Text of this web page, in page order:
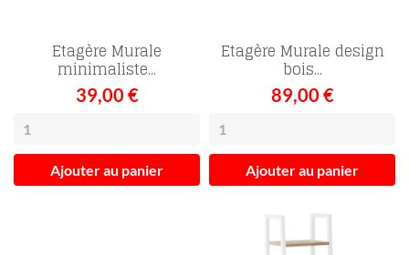
Etagère Murale
minimaliste...
39,00 €
Ajouter au panier
Etagère Murale design
bois...
89,00 €
Ajouter au panier